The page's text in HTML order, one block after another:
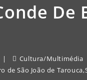
De
Cultura/Multimédia
de São João de Tarouca,